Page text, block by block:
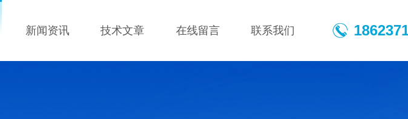
新闻资讯 技术文章 在线留言 联系我们